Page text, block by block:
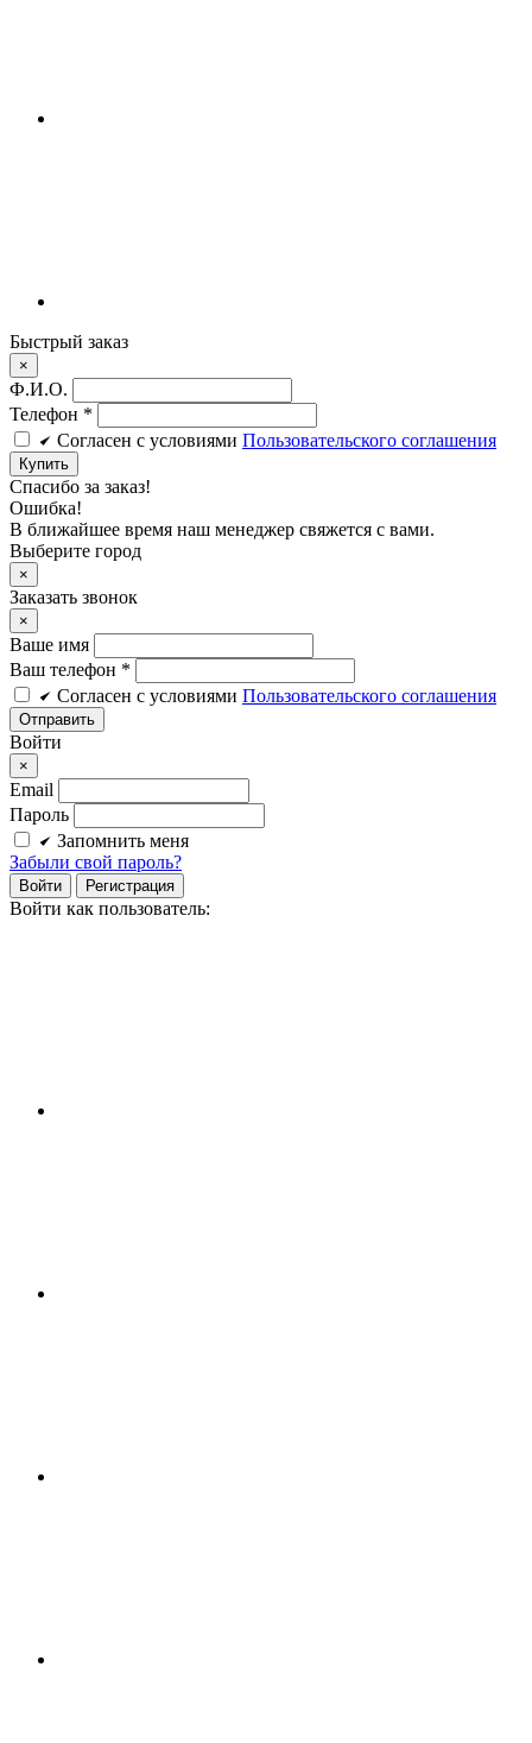
Быстрый заказ
×
Ф.И.О.
Телефон *
Cогласен c условиями Пользовательского соглашения
Купить
Спасибо за заказ!
Ошибка!
В ближайшее время наш менеджер свяжется с вами.
Выберите город
×
Заказать звонок
×
Ваше имя
Ваш телефон *
Cогласен c условиями Пользовательского соглашения
Войти
×
Email
Пароль
Запомнить меня
Забыли свой пароль?
Войти Регистрация
Войти как пользователь: